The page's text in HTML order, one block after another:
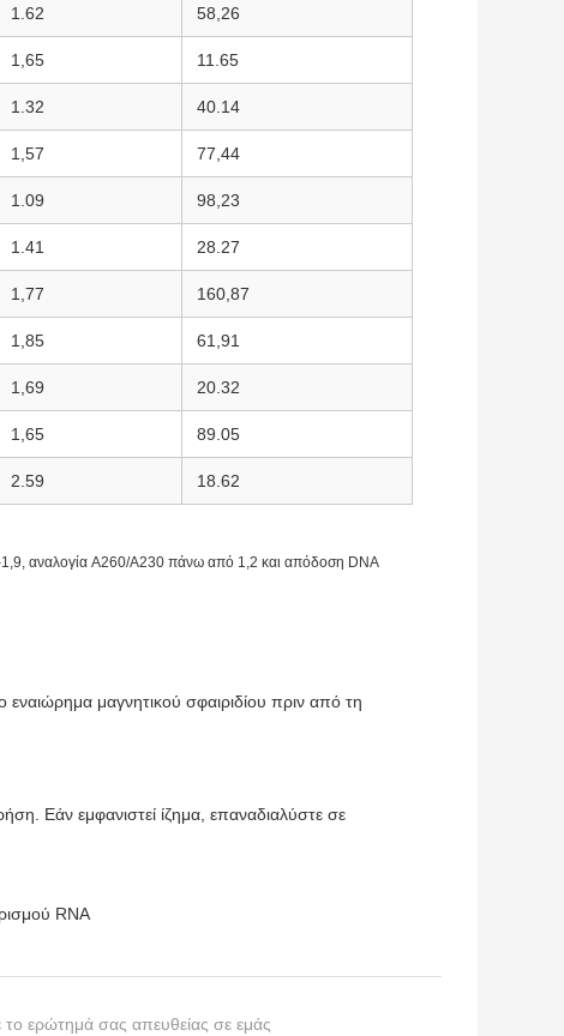
1.62 58,26
1,65 11.65
1.32 40.14
1,57 77,44
1.09 98,23
1.41 28.27
1,77 160,87
1,85 61,91
1,69 20.32
1,65 89.05
2.59 18.62
αναλογία A260/A230 πάνω από 1,2 και απόδοση DNA
μαγνητικού σφαιριδίου πριν από τη
Εάν εμφανιστεί ίζημα, επαναδιαλύστε σε
RNA
το ερώτημά σας απευθείας σε εμάς